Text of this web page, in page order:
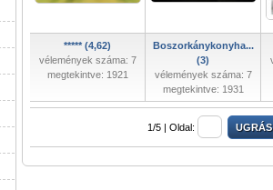
***** (4,62)
vélemények száma: 7
megtekintve: 1921
Boszorkánykonyha...
(3)
vélemények száma: 7
megtekintve: 1931
1/5 | Oldal: